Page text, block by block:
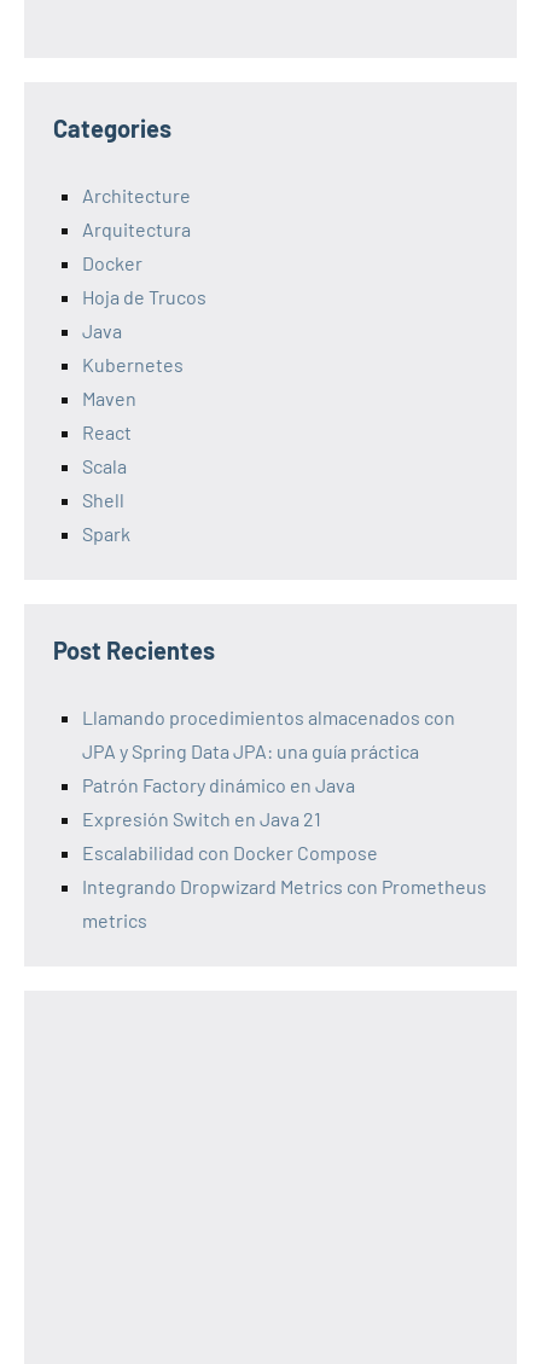
Categories
Architecture
Arquitectura
Docker
Hoja de Trucos
Java
Kubernetes
Maven
React
Scala
Shell
Spark
Post Recientes
Llamando procedimientos almacenados con
JPA y Spring Data JPA: una guía práctica
Patrón Factory dinámico en Java
Expresión Switch en Java 21
Escalabilidad con Docker Compose
Integrando Dropwizard Metrics con Prometheus
metrics